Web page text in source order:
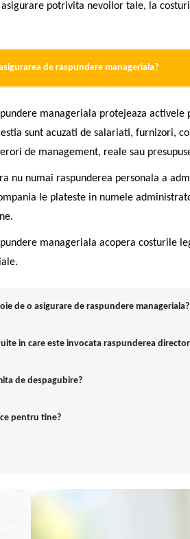
potrivita nevoilor tale, la
de raspundere manageriala?
manageriala protejeaza
sunt acuzati de salariati, furnizori,
de management, reale sau
nu numai raspunderea personala a
le plateste in numele
manageriala acopera costurile
de o asigurare de raspundere manageriala?
in care este invocata raspunderea
de despagubire?
pentru tine?